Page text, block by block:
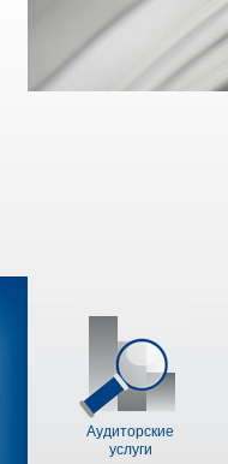
Аудиторские
услуги